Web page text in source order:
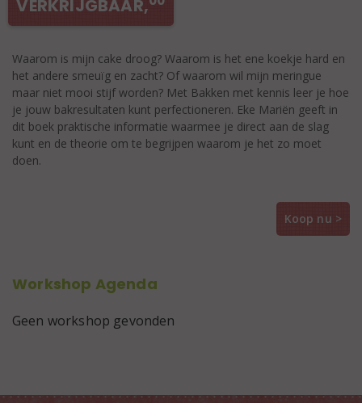
VERKRIJGBAAR,
Waarom is mijn cake droog? Waarom is het ene koekje hard en
het andere smeuïg en zacht? Of waarom wil mijn meringue
maar niet mooi stijf worden? Met Bakken met kennis leer je hoe
je jouw bakresultaten kunt perfectioneren. Eke Mariën geeft in
dit boek praktische informatie waarmee je direct aan de slag
kunt en de theorie om te begrijpen waarom je het zo moet
doen.
Koop nu >
Workshop Agenda
Geen workshop gevonden